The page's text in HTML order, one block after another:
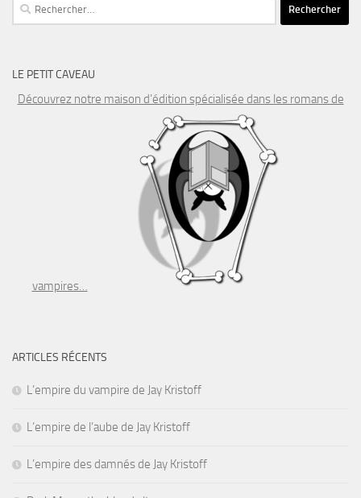
Rechercher :
LE PETIT CAVEAU
Découvrez notre maison d’édition spécialisée dans les romans de
vampires…
ARTICLES RÉCENTS
L’empire du vampire de Jay Kristoff
L’empire de l’aube de Jay Kristoff
L’empire des damnés de Jay Kristoff